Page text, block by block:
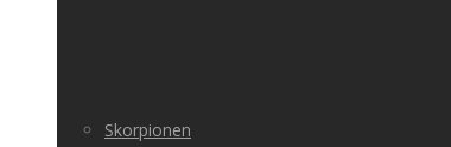
Skorpionen